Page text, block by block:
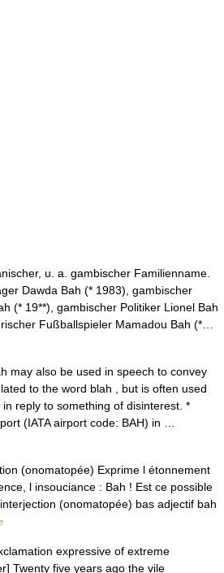
u. a. gambischer Familienname.
Dawda Bah (* 1983), gambischer
(* 19**), gambischer Politiker Lionel Bah
Fußballspieler Mamadou Bah (*…
may also be used in speech to convey
to the word blah , but is often used
reply to something of disinterest. *
(IATA airport code: BAH) in …
(onomatopée) Exprime l étonnement
l insouciance : Bah ! Est ce possible
(onomatopée) bas adjectif bah
expressive of extreme
Twenty five years ago the vile